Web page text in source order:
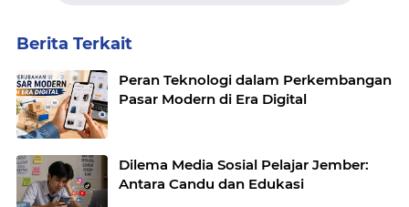
Berita Terkait
Peran Teknologi dalam Perkembangan
Pasar Modern di Era Digital
Dilema Media Sosial Pelajar Jember:
Antara Candu dan Edukasi